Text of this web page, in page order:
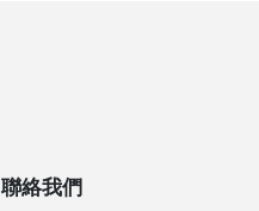
聯絡我們